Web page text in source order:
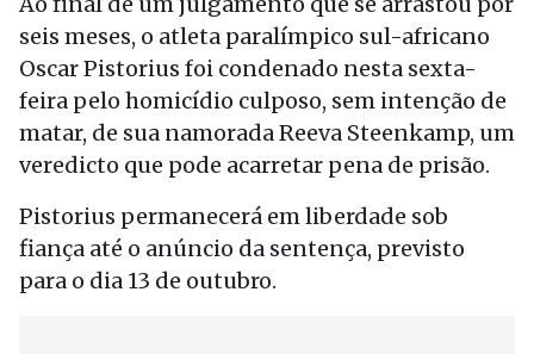
seis meses, o atleta paralímpico sul-africano
Oscar Pistorius foi condenado nesta sexta-
feira pelo homicídio culposo, sem intenção de
matar, de sua namorada Reeva Steenkamp, um
veredicto que pode acarretar pena de prisão.
Pistorius permanecerá em liberdade sob
fiança até o anúncio da sentença, previsto
para o dia 13 de outubro.